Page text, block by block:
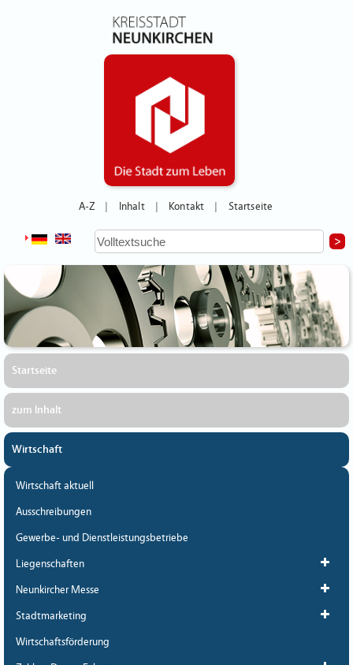
A-Z Inhalt Kontakt Startseite
Startseite
zum Inhalt
Wirtschaft
Wirtschaft aktuell
Ausschreibungen
Gewerbe- und Dienstleistungsbetriebe
Liegenschaften
Neunkircher Messe
Stadtmarketing
Wirtschaftsförderung